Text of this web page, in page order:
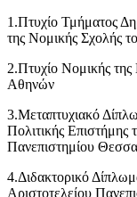
1.Πτυχίο Τμήματος
της Νομικής Σχολής
2.Πτυχίο Νομικής
Αθηνών
3.Μεταπτυχιακό
Πολιτικής Επιστήμης
Πανεπιστημίου
4.Διδακτορικό
Αριστοτελείου